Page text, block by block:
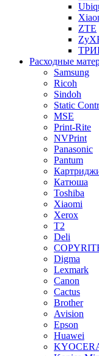
ZTE
Расходные
Samsung
Ricoh
Sindoh
Static
MSE
Print-Rite
NVPrint
Panasonic
Pantum
Катюша
Toshiba
Xiaomi
Xerox
T2
Deli
Digma
Lexmark
Canon
Cactus
Brother
Avision
Epson
Huawei